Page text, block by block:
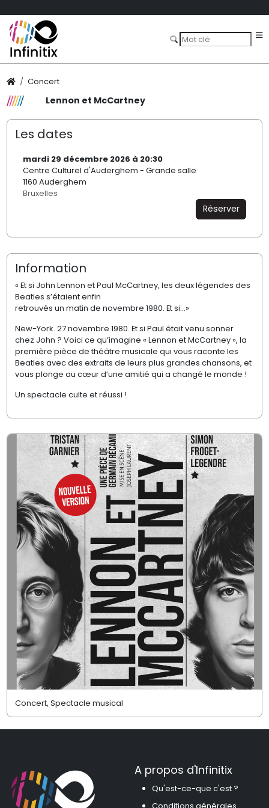
Concert
Lennon et McCartney
Les dates
mardi 29 décembre 2026 à 20:30
Centre Culturel d'Auderghem - Grande salle
1160 Auderghem
Bruxelles
Réserver
Information
« Et si John Lennon et Paul McCartney, les deux légendes des
Beatles s’étaient enfin
retrouvés un matin de novembre 1980. Et si...»
New-York. 27 novembre 1980. Et si Paul était venu sonner
chez John ? Voici ce qu’imagine « Lennon et McCartney », la
première pièce de théâtre musicale qui vous raconte les
Beatles avec des extraits de leurs plus grandes chansons, et
vous plonge au cœur d’une amitié qui a changé le monde !
Un spectacle culte et réussi !
Concert, Spectacle musical
A propos d'Infinitix
Qu'est-ce-que c'est ?